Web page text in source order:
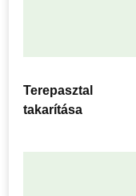
Terepasztal
takarítása